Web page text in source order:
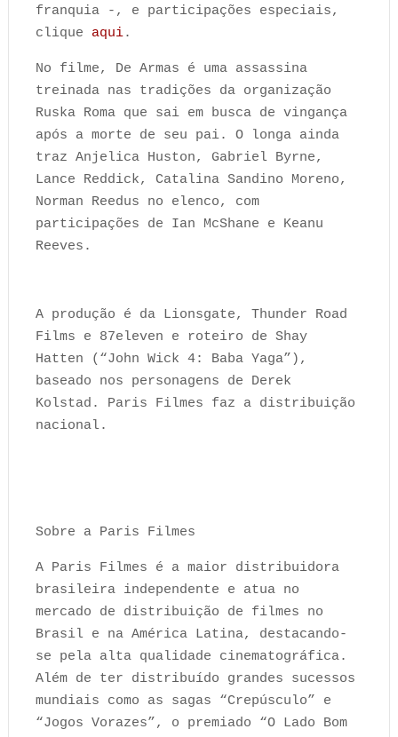
franquia -, e participações especiais,
clique aqui.
No filme, De Armas é uma assassina
treinada nas tradições da organização
Ruska Roma que sai em busca de vingança
após a morte de seu pai. O longa ainda
traz Anjelica Huston, Gabriel Byrne,
Lance Reddick, Catalina Sandino Moreno,
Norman Reedus no elenco, com
participações de Ian McShane e Keanu
Reeves.
A produção é da Lionsgate, Thunder Road
Films e 87eleven e roteiro de Shay
Hatten (“John Wick 4: Baba Yaga”),
baseado nos personagens de Derek
Kolstad. Paris Filmes faz a distribuição
nacional.
Sobre a Paris Filmes
A Paris Filmes é a maior distribuidora
brasileira independente e atua no
mercado de distribuição de filmes no
Brasil e na América Latina, destacando-
se pela alta qualidade cinematográfica.
Além de ter distribuído grandes sucessos
mundiais como as sagas “Crepúsculo” e
“Jogos Vorazes”, o premiado “O Lado Bom